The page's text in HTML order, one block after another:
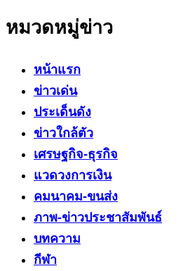
หมวดหมู่ข่าว
หน้าแรก
ข่าวเด่น
ประเด็นดัง
ข่าวใกล้ตัว
เศรษฐกิจ-ธุรกิจ
แวดวงการเงิน
คมนาคม-ขนส่ง
ภาพ-ข่าวประชาสัมพันธ์
บทความ
กีฬา